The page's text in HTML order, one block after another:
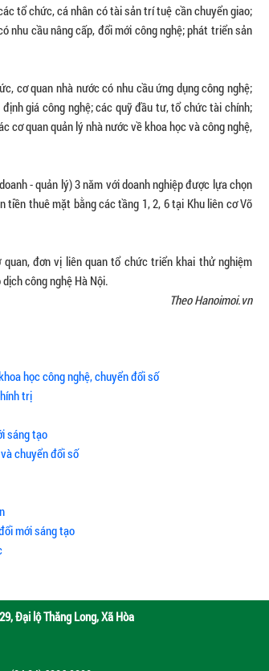
tổ chức, cá nhân có tài sản trí tuệ cần chuyển giao;
nhu cầu nâng cấp, đổi mới công nghệ; phát triển sản
cơ quan nhà nước có nhu cầu ứng dụng công nghệ;
giá công nghệ; các quỹ đầu tư, tổ chức tài chính;
cơ quan quản lý nhà nước về khoa học và công nghệ,
- quản lý) 3 năm với doanh nghiệp được lựa chọn
tiền thuê mặt bằng các tầng 1, 2, 6 tại Khu liên cơ Võ
đơn vị liên quan tổ chức triển khai thử nghiệm
công nghệ Hà Nội.
Theo Hanoimoi.vn
học công nghệ, chuyển đổi số
trị
sáng tạo
chuyển đổi số
mới sáng tạo
Đại lộ Thăng Long, Xã Hòa